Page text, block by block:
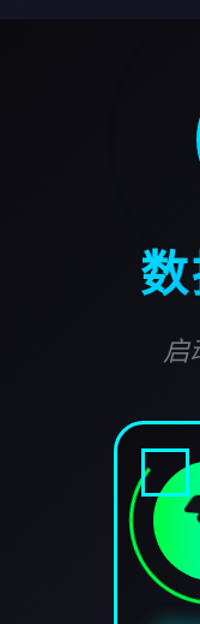
启